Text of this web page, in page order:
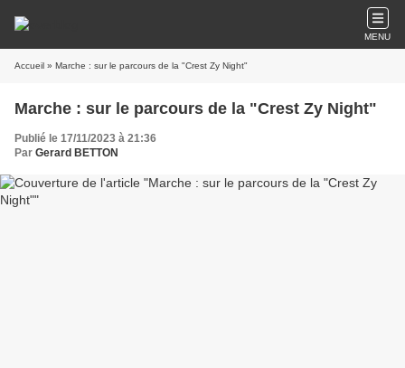
MENU
Accueil » Marche : sur le parcours de la "Crest Zy Night"
Marche : sur le parcours de la "Crest Zy Night"
Publié le 17/11/2023 à 21:36
Par Gerard BETTON